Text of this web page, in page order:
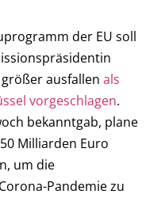
der EU soll
ausfallen als
vorgeschlagen.
bekanntgab, plane
Milliarden Euro
um die
Pandemie zu